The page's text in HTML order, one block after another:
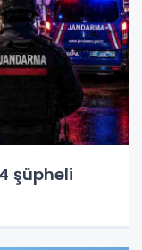
şüpheli